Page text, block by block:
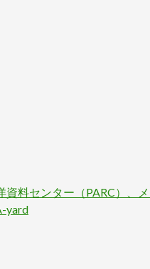
料センター（PARC）、
yard